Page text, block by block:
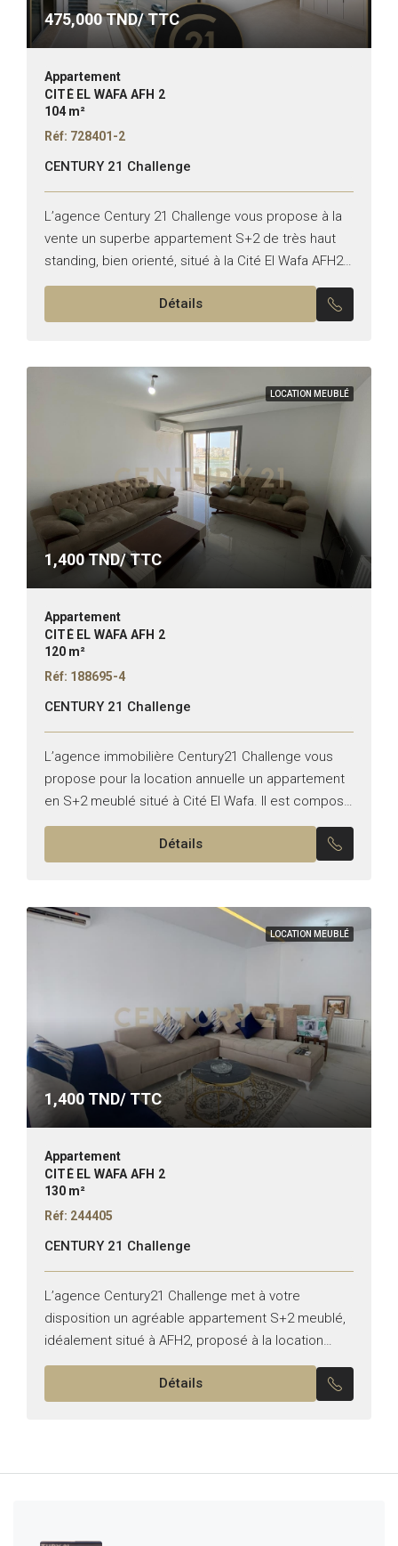
475,000TND/ TTC
Appartement
CITÉ EL WAFA AFH 2
104 m²
Réf: 728401-2
CENTURY 21 Challenge
L’agence Century 21 Challenge vous propose à la
vente un superbe appartement S+2 de très haut
standing, bien orienté, situé à la Cité El Wafa AFH2
Nabeul. Ce bien se compose de...
Détails
LOCATION MEUBLÉ
1,400TND/ TTC
Appartement
CITÉ EL WAFA AFH 2
120 m²
Réf: 188695-4
CENTURY 21 Challenge
L’agence immobilière Century21 Challenge vous
propose pour la location annuelle un appartement
en S+2 meublé situé à Cité El Wafa. Il est composé
comme suit: -Un salon spacieux avec Balcon. -Une
Détails
LOCATION MEUBLÉ
1,400 TND/ TTC
Appartement
CITÉ EL WAFA AFH 2
130 m²
Réf: 244405
CENTURY 21 Challenge
L’agence Century21 Challenge met à votre
disposition un agréable appartement S+2 meublé,
idéalement situé à AFH2, proposé à la location
annuelle. Il se compose de : Un salon lumineux
entièrement équipée, ouvrant...
Détails